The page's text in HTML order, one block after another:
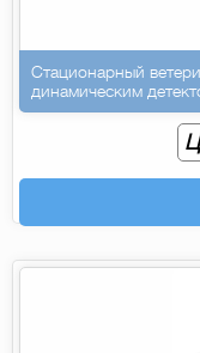
Стационарный
динамическим